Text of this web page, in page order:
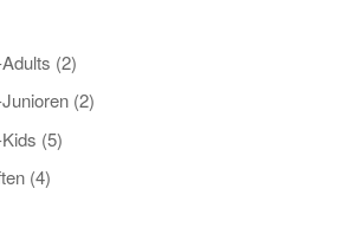
(2)
(2)
(5)
(4)